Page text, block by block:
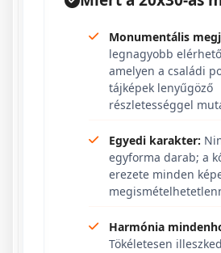
Monumentális
legnagyobb
amelyen a családi
tájképek lenyűgöző
részletességgel
Egyedi karakter:
egyforma darab; a
erezete minden
Harmónia
Tökéletesen